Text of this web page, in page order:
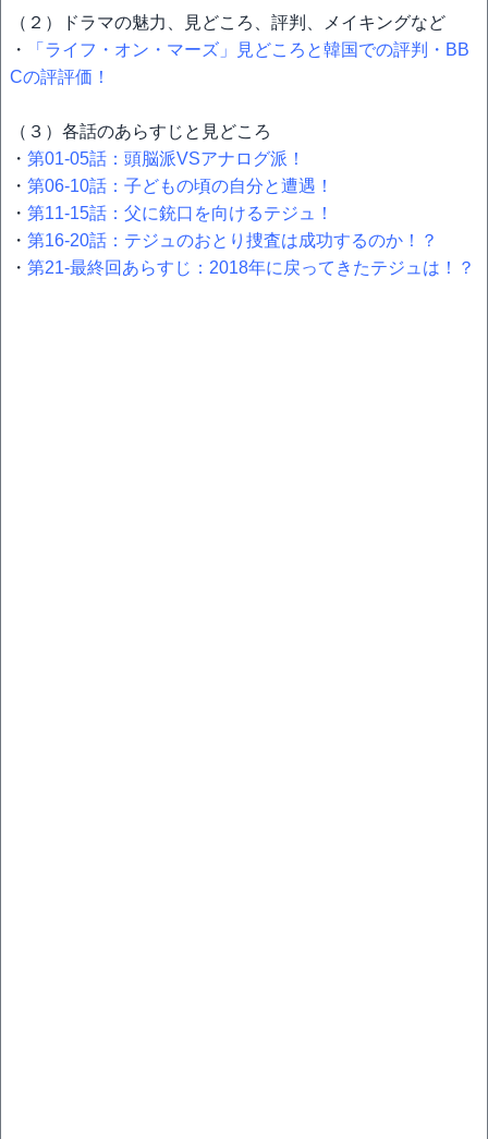
（２）ドラマの魅力、見どころ、評判、メイキングなど
・
「ライフ・オン・マーズ」見どころと韓国での評判・BB
Cの評評価！
（３）各話のあらすじと見どころ
・ 第01-05話：頭脳派VSアナログ派！
・ 第06-10話：子どもの頃の自分と遭遇！
・ 第11-15話：父に銃口を向けるテジュ！
・ 第16-20話：テジュのおとり捜査は成功するのか！？
・ 第21-最終回あらすじ：2018年に戻ってきたテジュは！？